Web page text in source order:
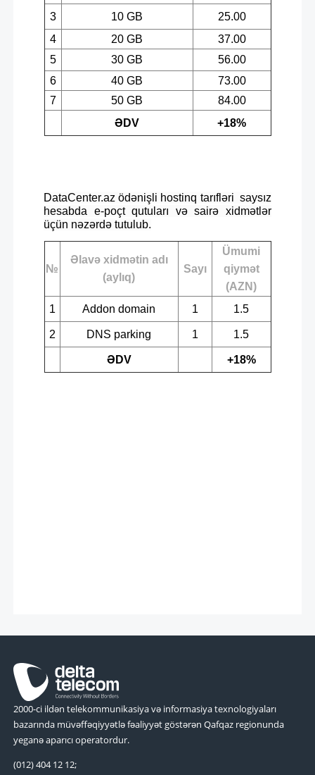
3 10 GB
25.00
4
20 GB
37.00
5
30 GB
56.00
6
40 GB
73.00
7
50 GB
84.00
ƏDV
+18%
DataCenter.az ödənişli hostinq tarıfləri saysız
hesabda e-poçt qutuları və sairə xidmətlər
üçün nəzərdə tutulub.
№
Əlavə xidmətin adı
(aylıq)
Sayı
Ümumi
qiymət
(AZN)
1
Addon domain 1 1.5
2 DNS parking 1 1.5
ƏDV +18%
2000-ci ildən telekommunikasiya və informasiya texnologiyaları
bazarında müvəffəqiyyətlə fəaliyyət göstərən Qafqaz regionunda
yeganə aparıcı operatordur.
(012) 404 12 12;